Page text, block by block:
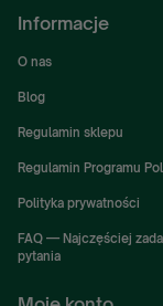
Informacje
O nas
Blog
Regulamin sklepu
Regulamin Programu
Polityka prywatności
FAQ — Najczęściej
pytania